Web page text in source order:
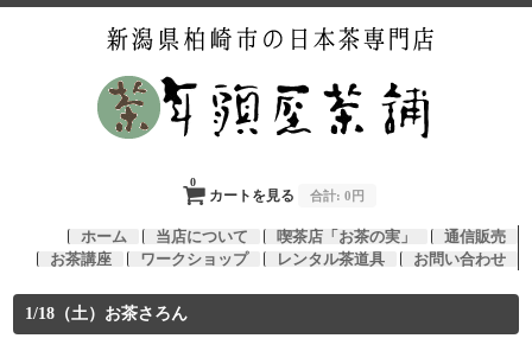
カートを見る
0
合計: 0円
ホーム 当店について 喫茶店「お茶の実」
通信販売
お茶講座
ワークショップ レンタル茶道具 お問い合わせ
1/18（土）お茶さろん